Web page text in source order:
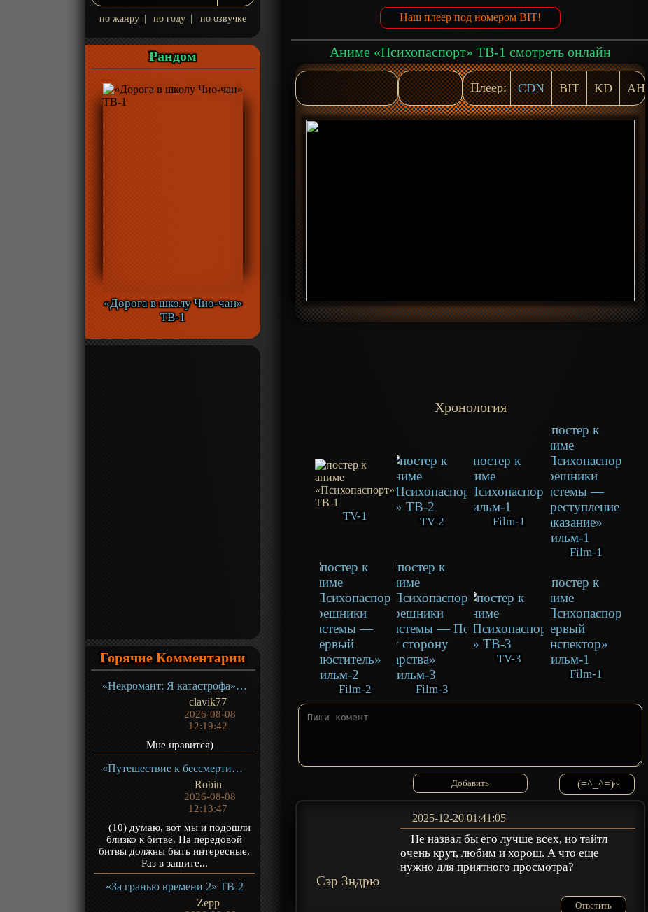
по жанру по году по озвучке
Рандом
«Дорога в школу Чио-чан»
ТВ-1
Горячие Комментарии
«Некромант: Я катастрофа» ТВ-1
clavik77
2026-08-08
12:19:42
Мне нравится)
«Путешествие к бессмертию 5» ТВ-5
Robin
2026-08-08
12:13:47
(10) думаю, вот мы и подошли
близко к битве. На передовой
битвы должны быть интересные.
Раз в защите...
«За гранью времени 2» ТВ-2
Zepp
Наш плеер под номером BIT!
Аниме «Психопаспорт» ТВ-1 смотреть онлайн
Плеер: CDN BIT KD AH
Хронология
TV-1 TV-2 Film-1
Film-1
Film-2 Film-3
TV-3
Film-1
(=^_^=)~
Сэр Зндрю
2025-12-20 01:41:05
Не назвал бы его лучше всех, но тайтл
очень крут, любим и хорош. А что еще
нужно для приятного просмотра?
Ответить